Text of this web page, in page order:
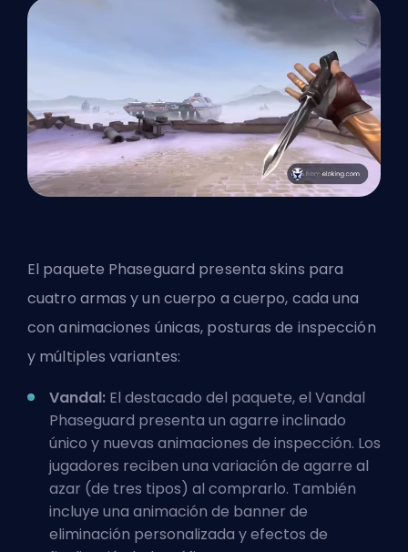
El paquete Phaseguard presenta skins para
cuatro armas y un cuerpo a cuerpo, cada una
con animaciones únicas, posturas de inspección
y múltiples variantes:
Vandal: El destacado del paquete, el Vandal
Phaseguard presenta un agarre inclinado
único y nuevas animaciones de inspección. Los
jugadores reciben una variación de agarre al
azar (de tres tipos) al comprarlo. También
incluye una animación de banner de
eliminación personalizada y efectos de